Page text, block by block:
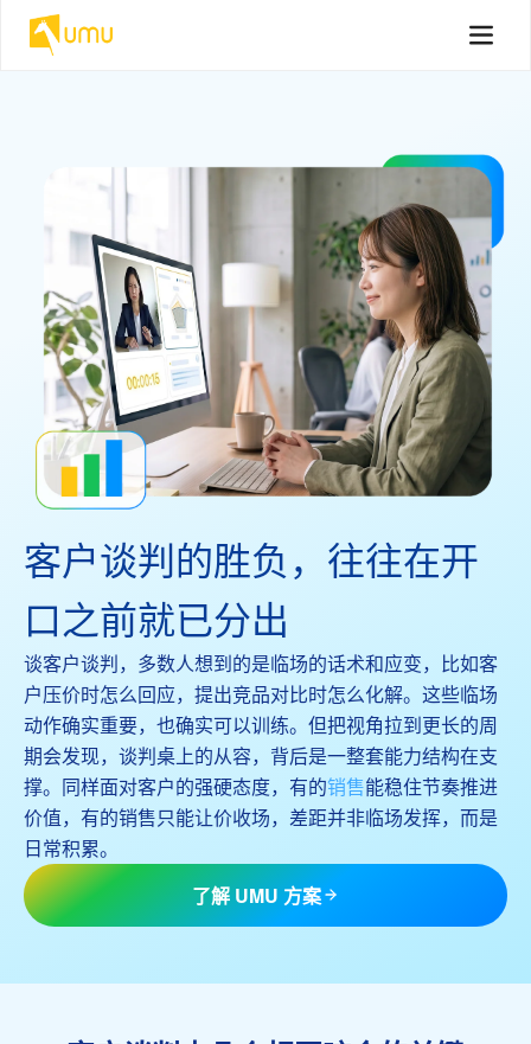
客户谈判的胜负，往往在开
口之前就已分出
谈客户谈判，多数人想到的是临场的话术和应变，比如客
户压价时怎么回应，提出竞品对比时怎么化解。这些临场
动作确实重要，也确实可以训练。但把视角拉到更长的周
期会发现，谈判桌上的从容，背后是一整套能力结构在支
撑。同样面对客户的强硬态度，有的销售能稳住节奏推进
价值，有的销售只能让价收场，差距并非临场发挥，而是
日常积累。
了解 UMU 方案